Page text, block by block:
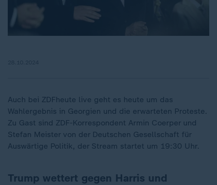
Auch bei ZDFheute live geht es heute um das
Wahlergebnis in Georgien und die erwarteten Proteste.
Zu Gast sind ZDF-Korrespondent Armin Coerper und
Stefan Meister von der Deutschen Gesellschaft für
Auswärtige Politik, der Stream startet um 19:30 Uhr.
Trump wettert gegen Harris und